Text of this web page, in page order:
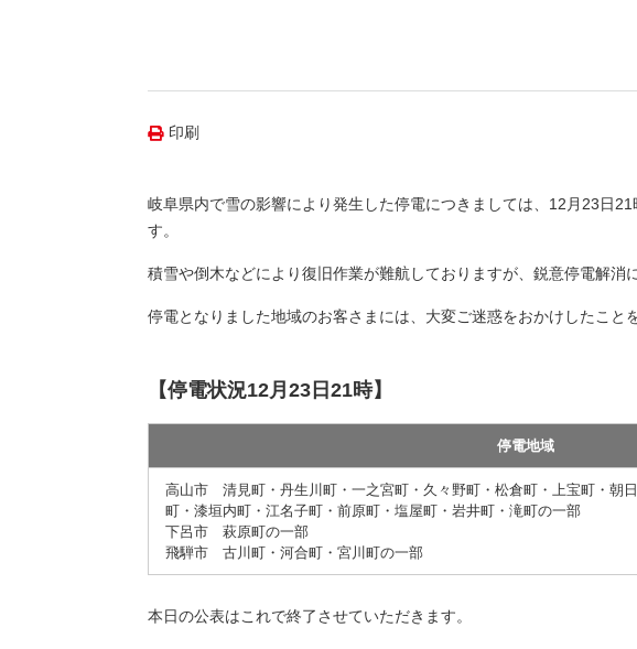
印刷
岐阜県内で雪の影響により発生した停電につきましては、12月23日
す。
積雪や倒木などにより復旧作業が難航しておりますが、鋭意停電解消
停電となりました地域のお客さまには、大変ご迷惑をおかけしたこと
【停電状況12月23日21時】
停電地域
高山市 清見町・丹生川町・一之宮町・久々野町・松倉町・上宝町・朝
町・漆垣内町・江名子町・前原町・塩屋町・岩井町・滝町の一部
下呂市 萩原町の一部
飛騨市 古川町・河合町・宮川町の一部
本日の公表はこれで終了させていただきます。